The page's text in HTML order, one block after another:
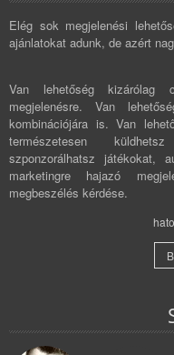
Elég sok megjelenési
ajánlatokat adunk, de azért
Van lehetőség kizárólag
megjelenésre. Van
kombinációjára is. Van
természetesen
szponzorálhatsz játékokat,
marketingre hajazó
megbeszélés kérdése.